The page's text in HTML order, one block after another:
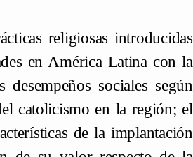
religiosas introducidas
en América Latina con la
sociales según
catolicismo en la región; el
de la implantación